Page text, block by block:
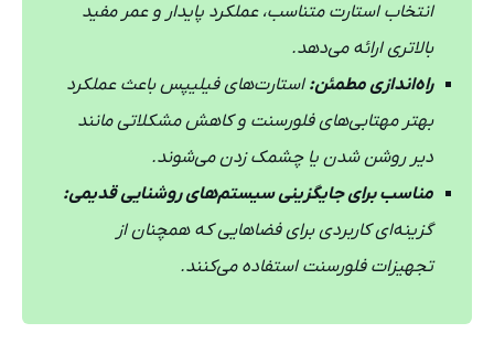
انتخاب استارت متناسب، عملکرد پایدار و عمر مفید
بالاتری ارائه می‌دهد.
راه‌اندازی مطمئن: استارت‌های فیلیپس باعث عملکرد
بهتر مهتابی‌های فلورسنت و کاهش مشکلاتی مانند
دیر روشن شدن یا چشمک زدن می‌شوند.
مناسب برای جایگزینی سیستم‌های روشنایی قدیمی:
گزینه‌ای کاربردی برای فضاهایی که همچنان از
تجهیزات فلورسنت استفاده می‌کنند.